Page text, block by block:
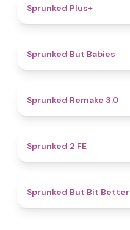
Sprunked Plus+
Sprunked But Babies
Sprunked Remake 3.0
Sprunked 2 FE
Sprunked But Bit Better